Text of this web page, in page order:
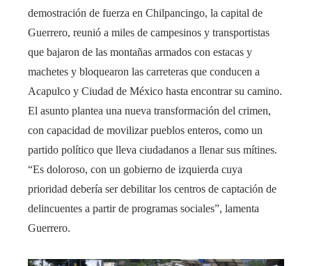
demostración de fuerza en Chilpancingo, la capital de
Guerrero, reunió a miles de campesinos y transportistas
que bajaron de las montañas armados con estacas y
machetes y bloquearon las carreteras que conducen a
Acapulco y Ciudad de México hasta encontrar su camino.
El asunto plantea una nueva transformación del crimen,
con capacidad de movilizar pueblos enteros, como un
partido político que lleva ciudadanos a llenar sus mítines.
“Es doloroso, con un gobierno de izquierda cuya
prioridad debería ser debilitar los centros de captación de
delincuentes a partir de programas sociales”, lamenta
Guerrero.